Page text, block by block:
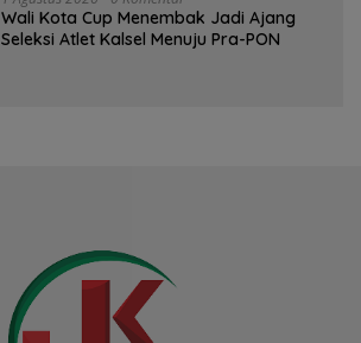
Wali Kota Cup Menembak Jadi Ajang
Seleksi Atlet Kalsel Menuju Pra-PON